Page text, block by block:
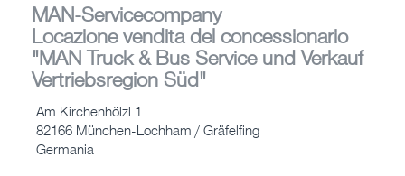
MAN-Servicecompany
Locazione vendita del concessionario
"MAN Truck & Bus Service und Verkauf
Vertriebsregion Süd"
Am Kirchenhölzl 1
82166 München-Lochham / Gräfelfing
Germania